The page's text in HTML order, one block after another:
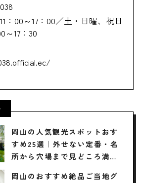
：00～17：00／土・日曜、祝日
～17：30
岡山の人気観光スポットおす
すめ25選｜外せない定番・名
所から穴場まで見どころ満載
岡山のおすすめ絶品ご当地グ